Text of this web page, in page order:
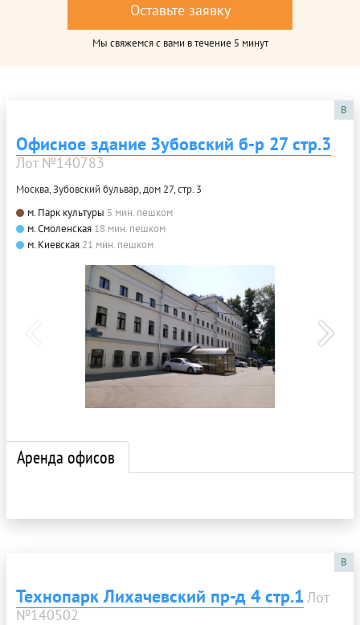
Оставьте заявку
Мы свяжемся с вами в течение 5 минут
B
Офисное здание Зубовский б-р 27 стр.3
Лот №140783
Москва, Зубовский бульвар, дом 27, стр. 3
м. Парк культуры 5 мин. пешком
м. Смоленская 18 мин. пешком
м. Киевская 21 мин. пешком
Аренда офисов
B
Технопарк Лихачевский пр-д 4 стр.1 Лот
№140502